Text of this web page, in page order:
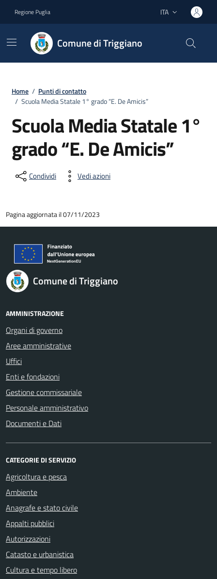
Regione Puglia Lingua attiva:
ITA
Comune di Triggiano
Home / Punti di contatto
/ Scuola Media Statale 1° grado “E. De Amicis”
Scuola Media Statale 1°
grado “E. De Amicis”
Condividi Vedi azioni
Pagina aggiornata il 07/11/2023
Comune di Triggiano
AMMINISTRAZIONE
Organi di governo
Aree amministrative
Uffici
Enti e fondazioni
Gestione commissariale
Personale amministrativo
Documenti e Dati
CATEGORIE DI SERVIZIO
Agricoltura e pesca
Ambiente
Anagrafe e stato civile
Appalti pubblici
Autorizzazioni
Catasto e urbanistica
Cultura e tempo libero